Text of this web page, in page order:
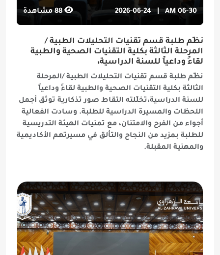
06-30 AM
2026-06-24
88 مشاهدة
نظّم طلبة قسم تقنيات التحليلات الطبية /
المرحلة الثالثة بكلية التقنيات الصحية والطبية
لقاءً وداعياً للسنة الدراسية،
نظّم طلبة قسم تقنيات التحليلات الطبية /المرحلة
الثالثة بكلية التقنيات الصحية والطبية لقاءً وداعياً
للسنة الدراسية،تخلّلته التقاط صور تذكارية توثق أجمل
اللحظات والمسيرة الدراسية للطلبة. وسادت الفعالية
أجواء من الفرح والامتنان، مع تمنيات الهيئة التدريسية
للطلبة بمزيد من النجاح والتألق في مسيرتهم الأكاديمية
والمهنية المقبلة.